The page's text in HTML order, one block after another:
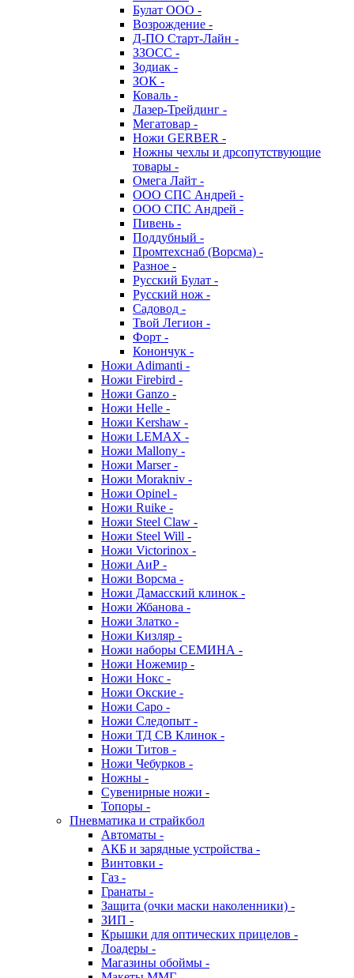
Булат ООО -
Возрождение -
Д-ПО Старт-Лайн -
ЗЗОСС -
Зодиак -
ЗОК -
Коваль -
Лазер-Трейдинг -
Мегатовар -
Ножи GERBER -
Ножны чехлы и дрсопутствующие
товары -
Омега Лайт -
ООО СПС Андрей -
ООО СПС Андрей -
Пивень -
Поддубный -
Промтехснаб (Ворсма) -
Разное -
Русский Булат -
Русский нож -
Садовод -
Твой Легион -
Форт -
Конончук -
Ножи Adimanti -
Ножи Firebird -
Ножи Ganzo -
Ножи Helle -
Ножи Kershaw -
Ножи LEMAX -
Ножи Mallony -
Ножи Marser -
Ножи Morakniv -
Ножи Opinel -
Ножи Ruike -
Ножи Steel Claw -
Ножи Steel Will -
Ножи Victorinox -
Ножи АиР -
Ножи Ворсма -
Ножи Дамасский клинок -
Ножи Жбанова -
Ножи Златко -
Ножи Кизляр -
Ножи наборы СЕМИНА -
Ножи Ножемир -
Ножи Нокс -
Ножи Окские -
Ножи Саро -
Ножи Следопыт -
Ножи ТД СВ Клинок -
Ножи Титов -
Ножи Чебурков -
Ножны -
Сувенирные ножи -
Топоры -
Пневматика и страйкбол
Автоматы -
АКБ и зарядные устройства -
Винтовки -
Газ -
Гранаты -
Защита (очки маски наколенники) -
ЗИП -
Крышки для оптических прицелов -
Лоадеры -
Магазины обоймы -